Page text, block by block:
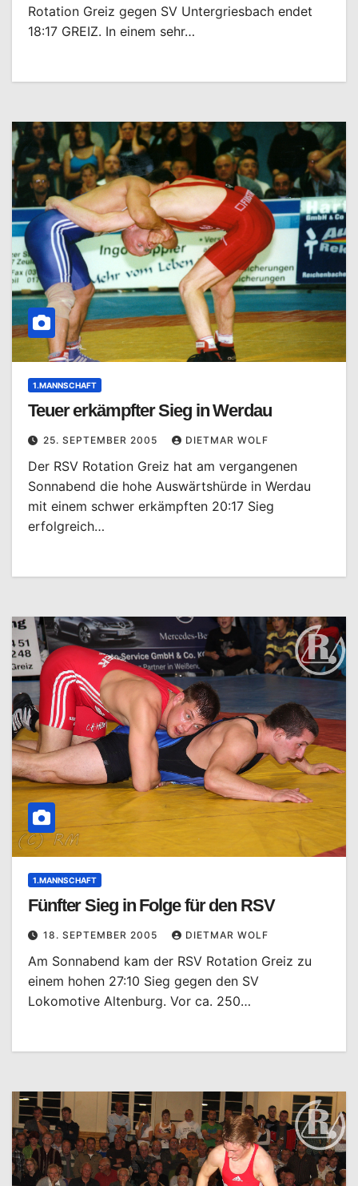
Rotation Greiz gegen SV Untergriesbach endet
18:17 GREIZ. In einem sehr…
1.MANNSCHAFT
Teuer erkämpfter Sieg in Werdau
25. SEPTEMBER 2005 DIETMAR WOLF
Der RSV Rotation Greiz hat am vergangenen
Sonnabend die hohe Auswärtshürde in Werdau
mit einem schwer erkämpften 20:17 Sieg
erfolgreich…
1.MANNSCHAFT
Fünfter Sieg in Folge für den RSV
18. SEPTEMBER 2005 DIETMAR WOLF
Am Sonnabend kam der RSV Rotation Greiz zu
einem hohen 27:10 Sieg gegen den SV
Lokomotive Altenburg. Vor ca. 250…